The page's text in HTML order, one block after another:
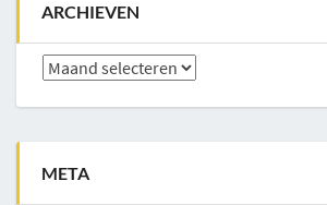
ARCHIEVEN
Archieven
META